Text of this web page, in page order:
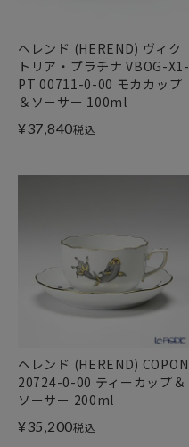
ヘレンド (HEREND) ヴィク
トリア・プラチナ VBOG-X1-
PT 00711-0-00 モカカップ
＆ソーサー 100ml
¥37,840税込
ヘレンド (HEREND) COPON
20724-0-00 ティーカップ＆
ソーサー 200ml
¥35,200税込